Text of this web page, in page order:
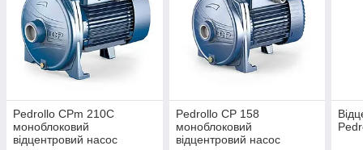
Pedrollo CРm 210C
моноблоковий
відцентровий насос
Pedrollo CP 158
моноблоковий
відцентровий насос